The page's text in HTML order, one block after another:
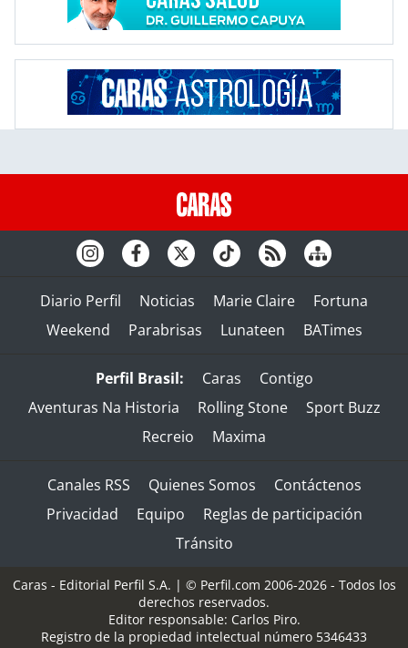
Diario Perfil Noticias Marie Claire
Fortuna
Weekend
Parabrisas Lunateen BATimes
Perfil Brasil: Caras
Contigo
Aventuras Na Historia
Rolling Stone
Sport Buzz
Recreio
Maxima
Canales RSS Quienes Somos
Contáctenos
Privacidad
Equipo
Reglas de participación
Tránsito
Caras - Editorial Perfil S.A. | © Perfil.com 2006-2026 - Todos los
derechos reservados.
Editor responsable: Carlos Piro.
Registro de la propiedad intelectual número 5346433